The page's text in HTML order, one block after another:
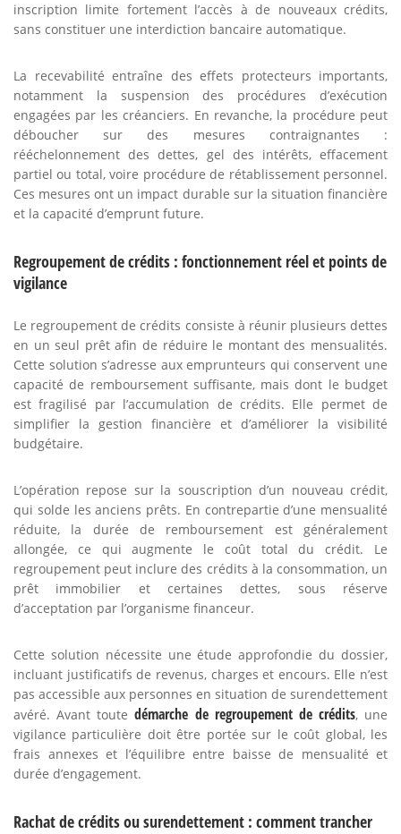
inscription limite fortement l’accès à de nouveaux crédits,
sans constituer une interdiction bancaire automatique.
La recevabilité entraîne des effets protecteurs importants,
notamment la suspension des procédures d’exécution
engagées par les créanciers. En revanche, la procédure peut
déboucher sur des mesures contraignantes :
rééchelonnement des dettes, gel des intérêts, effacement
partiel ou total, voire procédure de rétablissement personnel.
Ces mesures ont un impact durable sur la situation financière
et la capacité d’emprunt future.
Regroupement de crédits : fonctionnement réel et points de
vigilance
Le regroupement de crédits consiste à réunir plusieurs dettes
en un seul prêt afin de réduire le montant des mensualités.
Cette solution s’adresse aux emprunteurs qui conservent une
capacité de remboursement suffisante, mais dont le budget
est fragilisé par l’accumulation de crédits. Elle permet de
simplifier la gestion financière et d’améliorer la visibilité
budgétaire.
L’opération repose sur la souscription d’un nouveau crédit,
qui solde les anciens prêts. En contrepartie d’une mensualité
réduite, la durée de remboursement est généralement
allongée, ce qui augmente le coût total du crédit. Le
regroupement peut inclure des crédits à la consommation, un
prêt immobilier et certaines dettes, sous réserve
d’acceptation par l’organisme financeur.
Cette solution nécessite une étude approfondie du dossier,
incluant justificatifs de revenus, charges et encours. Elle n’est
pas accessible aux personnes en situation de surendettement
avéré. Avant toutedémarche de regroupement de crédits, une
vigilance particulière doit être portée sur le coût global, les
frais annexes et l’équilibre entre baisse de mensualité et
durée d’engagement.
Rachat de crédits ou surendettement : comment trancher